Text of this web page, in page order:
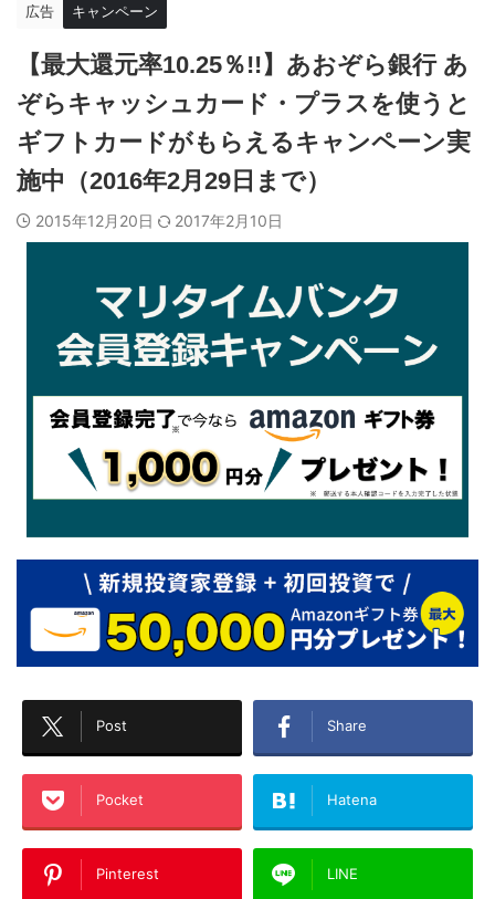
広告 キャンペーン
【最大還元率10.25％!!】あおぞら銀行 あ
ぞらキャッシュカード・プラスを使うと
ギフトカードがもらえるキャンペーン実
施中（2016年2月29日まで）
2015年12月20日 2017年2月10日
Post Share
Pocket Hatena
Pinterest LINE